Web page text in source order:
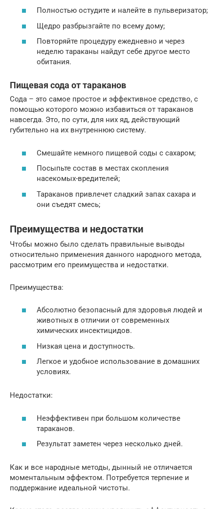
Полностью остудите и налейте в пульверизатор;
Щедро разбрызгайте по всему дому;
Повторяйте процедуру ежедневно и через
неделю тараканы найдут себе другое место
обитания.
Пищевая сода от тараканов
Сода – это самое простое и эффективное средство, с
помощью которого можно избавиться от тараканов
навсегда. Это, по сути, для них яд, действующий
губительно на их внутреннюю систему.
Смешайте немного пищевой соды с сахаром;
Посыпьте состав в местах скопления
насекомых-вредителей;
Тараканов привлечет сладкий запах сахара и
они съедят смесь;
Преимущества и недостатки
Чтобы можно было сделать правильные выводы
относительно применения данного народного метода,
рассмотрим его преимущества и недостатки.
Преимущества:
Абсолютно безопасный для здоровья людей и
животных в отличии от современных
химических инсектицидов.
Низкая цена и доступность.
Легкое и удобное использование в домашних
условиях.
Недостатки:
Неэффективен при большом количестве
тараканов.
Результат заметен через несколько дней.
Как и все народные методы, дынный не отличается
моментальным эффектом. Потребуется терпение и
поддержание идеальной чистоты.